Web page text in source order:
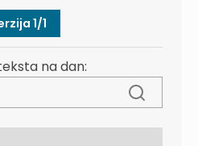
1/1
na dan: